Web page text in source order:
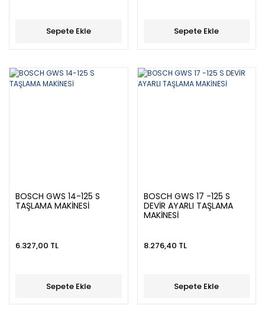
Sepete Ekle Sepete Ekle
BOSCH GWS 14-125 S
TAŞLAMA MAKİNESİ
6.327,00 TL
Sepete Ekle
BOSCH GWS 17 -125 S
DEVİR AYARLI TAŞLAMA
MAKİNESİ
8.276,40 TL
Sepete Ekle